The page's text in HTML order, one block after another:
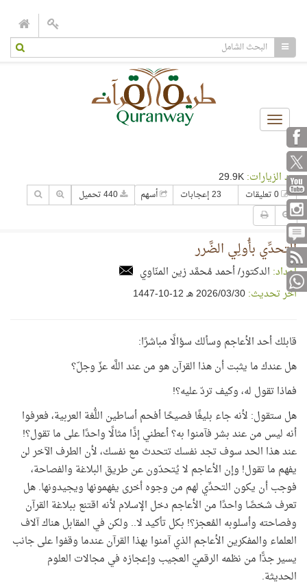
Toggle
navigation
عدد الزيارات:
23 إعجابات أسهم
التحدِّي بأُولِي الضَّرر
إعداد: الدكتور/ أحمد مُحمَّد زين المنّاوي
آخر تحديث:30‏/03‏/2026 هـ 12-10-1447
قابلك أحد الأعاجم وسألك سؤالًا مباشرًا:
هل عندك ما يثبت أن هذا القرآن هو من عند اللَّه عزّ وجلّ؟
فماذا تقول له، وكيف تردّ عليه؟!
هل ستقول: لأنه جاء بليغًا فصيحًا أفحم أساطين اللُّغة العربية، فعرفوا
أنه ليس من عند بشر فآمنوا به؟ أعطني إذًا مثالًا واحدًا على ما تقول؟!
عند هذا الحد سوف تجد نفسك تتحدث مع نفسك، لأن الطرف الآخر لن
يفهم ما تقول! وإن الأعاجم لا يُتحدّون عن طريق البلاغة والفصاحة،
فوجب أن يكون التحدِّي لهم من وجوه أخرى يفهمونها ويجيدونها. هل
تعرف شخصًا واحدًا من الأعاجم دخل الإسلام لأنه اقتنع ببلاغة القرآن
وفصاحته وأسلوبه المُعجز؟! بكل تأكيد لا.. ولكن في المقابل هناك آلاف
العلماء والمفكرين الأعاجم الذي آمنوا بهذا القرآن عندما وقفوا على جانب
يسير جدًّا من نظمه الرقميّ العجيب وإعجازه في مجالات العلوم
الحديثة.